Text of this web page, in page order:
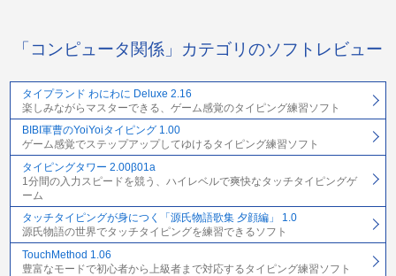
「コンピュータ関係」カテゴリのソフトレビュー
タイプランド わにわに Deluxe 2.16
楽しみながらマスターできる、ゲーム感覚のタイピング練習ソフト
BIBI軍曹のYoiYoiタイピング 1.00
ゲーム感覚でステップアップしてゆけるタイピング練習ソフト
タイピングタワー 2.00β01a
1分間の入力スピードを競う、ハイレベルで爽快なタッチタイピングゲ
ーム
タッチタイピングが身につく「源氏物語歌集 夕顔編」 1.0
源氏物語の世界でタッチタイピングを練習できるソフト
TouchMethod 1.06
豊富なモードで初心者から上級者まで対応するタイピング練習ソフト